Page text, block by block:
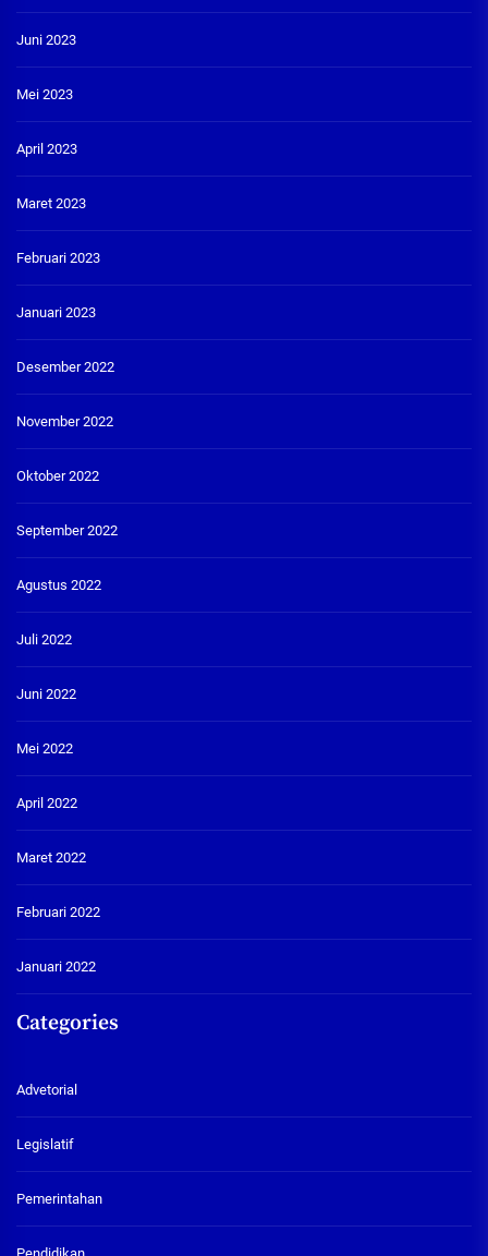
Juni 2023
Mei 2023
April 2023
Maret 2023
Februari 2023
Januari 2023
Desember 2022
November 2022
Oktober 2022
September 2022
Agustus 2022
Juli 2022
Juni 2022
Mei 2022
April 2022
Maret 2022
Februari 2022
Januari 2022
Categories
Advetorial
Legislatif
Pemerintahan